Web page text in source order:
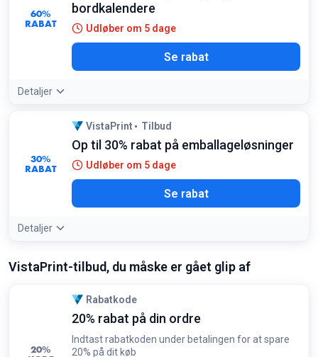
60%
RABAT
bordkalendere
Udløber om 5 dage
Se rabat
Detaljer
30%
RABAT
VistaPrint Tilbud
Op til 30% rabat på emballageløsninger
Udløber om 5 dage
Se rabat
Detaljer
VistaPrint-tilbud, du måske er gået glip af
20%
Rabatkode
20% rabat på din ordre
Indtast rabatkoden under betalingen for at spare
20% på dit køb